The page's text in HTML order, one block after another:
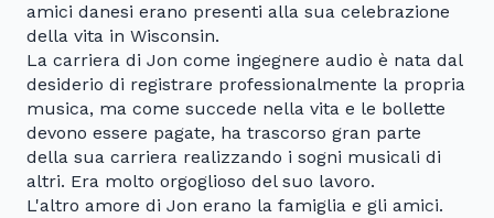
amici danesi erano presenti alla sua celebrazione
della vita in Wisconsin.
La carriera di Jon come ingegnere audio è nata dal
desiderio di registrare professionalmente la propria
musica, ma come succede nella vita e le bollette
devono essere pagate, ha trascorso gran parte
della sua carriera realizzando i sogni musicali di
altri. Era molto orgoglioso del suo lavoro.
L'altro amore di Jon erano la famiglia e gli amici.